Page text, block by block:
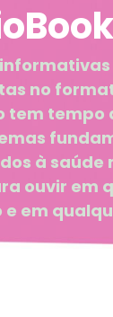
no
tem tempo
à saúde
ouvir em
em